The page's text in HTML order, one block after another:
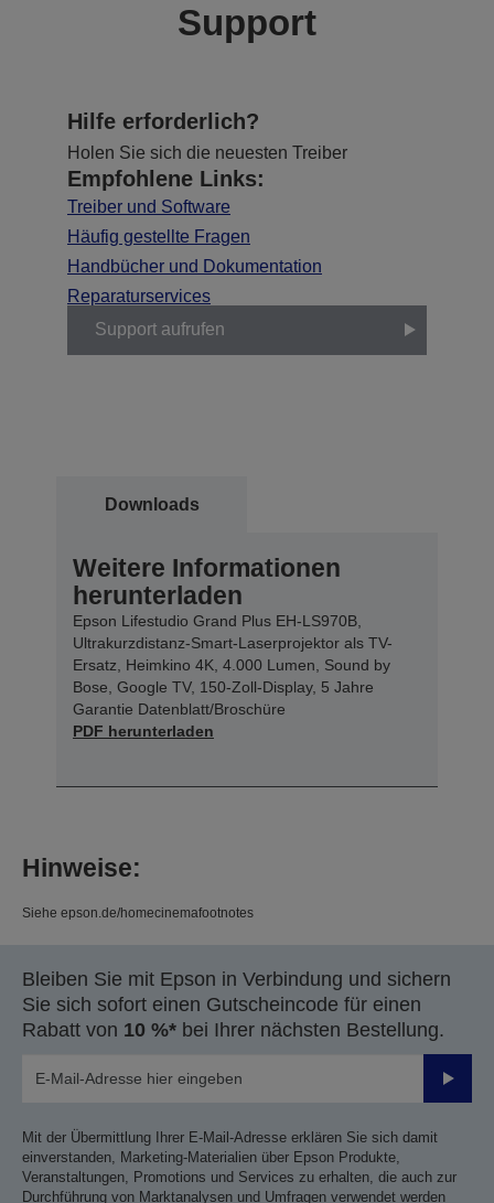
Support
Hilfe erforderlich?
Holen Sie sich die neuesten Treiber
Empfohlene Links:
Treiber und Software
Häufig gestellte Fragen
Handbücher und Dokumentation
Reparaturservices
Support aufrufen
Downloads
Weitere Informationen
herunterladen
Epson Lifestudio Grand Plus EH-LS970B,
Ultrakurzdistanz-Smart-Laserprojektor als TV-
Ersatz, Heimkino 4K, 4.000 Lumen, Sound by
Bose, Google TV, 150-Zoll-Display, 5 Jahre
Garantie Datenblatt/Broschüre
PDF herunterladen
Hinweise:
Siehe epson.de/homecinemafootnotes
Bleiben Sie mit Epson in Verbindung und sichern
Sie sich sofort einen Gutscheincode für einen
Rabatt von 10 %* bei Ihrer nächsten Bestellung.
Mit der Übermittlung Ihrer E-Mail-Adresse erklären Sie sich damit
einverstanden, Marketing-Materialien über Epson Produkte,
Veranstaltungen, Promotions und Services zu erhalten, die auch zur
Durchführung von Marktanalysen und Umfragen verwendet werden